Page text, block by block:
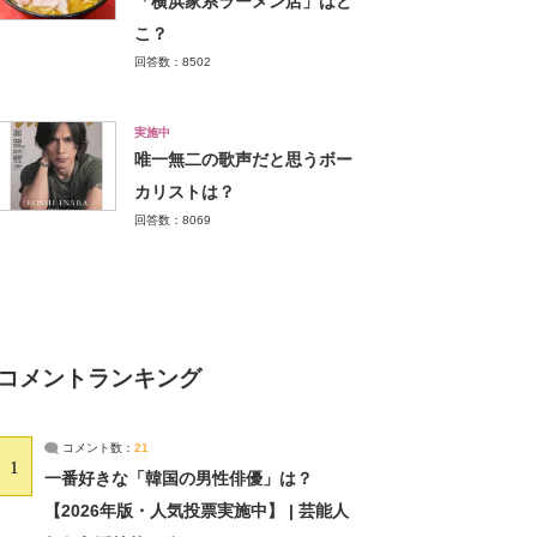
こ？
回答数：8502
実施中
唯一無二の歌声だと思うボー
カリストは？
回答数：8069
コメントランキング
1
コメント数： 21
一番好きな「韓国の男性俳優」は？
【2026年版・人気投票実施中】 | 芸能人